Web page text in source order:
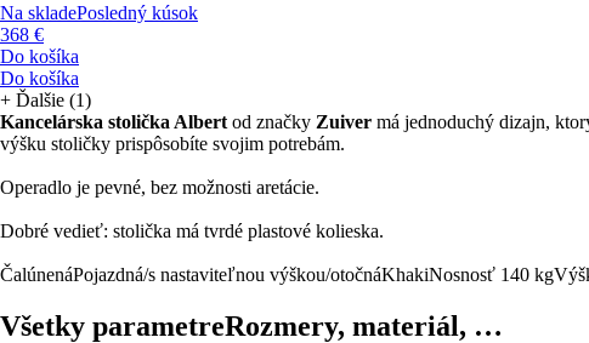
Na skladePosledný kúsok
368 €
Do košíka
Do košíka
+ Ďalšie (1)
Kancelárska stolička Albert od značky Zuiver má jednoduchý dizajn,
výšku stoličky prispôsobíte svojim potrebám.
Operadlo je pevné, bez možnosti aretácie.
Dobré vedieť: stolička má tvrdé plastové kolieska.
ČalúnenáPojazdná/s nastaviteľnou výškou/otočnáKhakiNosnosť 140 kg
Všetky parametreRozmery, materiál, …